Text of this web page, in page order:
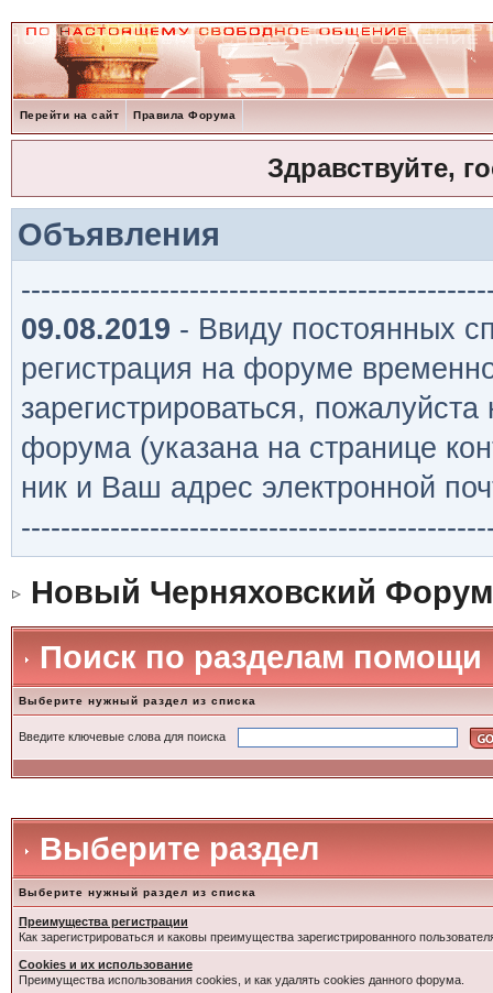
Перейти на сайт Правила Форума
Здравствуйте,
Объявления
09.08.2019 - Ввиду постоянных
регистрация на форуме
зарегистрироваться,
форума (указана на странице
ник и Ваш адрес электронной
Новый Черняховский Форум
Поиск по разделам помощи
Выберите нужный раздел из списка
Введите ключевые слова для поиска
Выберите раздел
Выберите нужный раздел из списка
Преимущества регистрации
Как зарегистрироваться и каковы преимущества зарегистрированного
Cookies и их использование
Преимущества использования cookies, и как удалять cookies данного форума.